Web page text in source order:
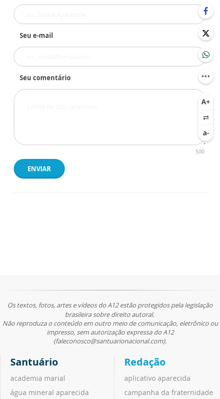
Seu e-mail
Seu comentário
500
ENVIAR
Os textos, fotos, artes e vídeos do A12 estão protegidos pela legislação
brasileira sobre direito autoral.
Não reproduza o conteúdo em outro meio de comunicação, eletrônico ou
impresso, sem autorização expressa do A12
(faleconosco@santuarionacional.com).
Santuário
academia marial
água mineral aparecida
Redação
aplicativo aparecida
campanha da fraternidade